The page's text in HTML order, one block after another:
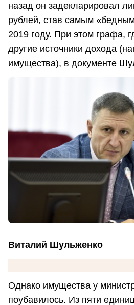
назад он задекларировал
рублей, став самым
2019 году. При этом графа,
другие источники дохода
имущества), в документе
Виталий Шульженко
Однако имущества у
поубавилось. Из пяти